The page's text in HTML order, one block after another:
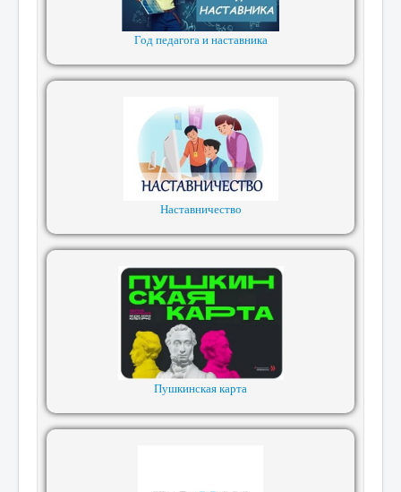
Год педагога и наставника
Наставничество
Пушкинская карта